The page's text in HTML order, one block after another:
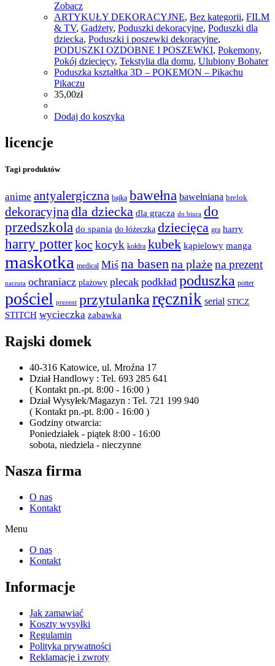
Zobacz
ARTYKUŁY DEKORACYJNE, Bez kategorii, FILM
& TV, Gadżety, Poduszki dekoracyjne, Poduszki dla
dziecka, Poduszki i poszewki dekoracyjne,
PODUSZKI OZDOBNE I POSZEWKI, Pokemony,
Pokój dziecięcy, Tekstylia dla domu, Ulubiony Bohater
Poduszka kształtka 3D – POKEMON – Pikachu
Pikaczu
35,00zł
Dodaj do koszyka
licencje
Tagi produktów
anime antyalergiczna bajka bawełna bawełniana brelok
dekoracyjna dla dziecka dla gracza do biura do
przedszkola do spania do łóżeczka dziecięca gra harry
harry potterkoc kocyk kołdra kubek kąpielowy manga
maskotka medical Miś na basenna plażena prezent
narzuta ochraniacz plażowy plecak podkład poduszka potter
pościel prezent przytulankaręcznik serial STICZ
STITCH wycieczka zabawka
Rajski domek
40-316 Katowice, ul. Mroźna 17
Dział Handlowy : Tel. 693 285 641
( Kontakt pn.-pt. 8:00 - 16:00 )
Dział Wysyłek/Magazyn : Tel. 721 199 940
( Kontakt pn.-pt. 8:00 - 16:00 )
Godziny otwarcia:
Poniedziałek - piątek 8:00 - 16:00
sobota, niedziela - nieczynne
Nasza firma
O nas
Kontakt
Menu
O nas
Kontakt
Informacje
Jak zamawiać
Koszty wysyłki
Regulamin
Polityka prywatności
Reklamacje i zwroty